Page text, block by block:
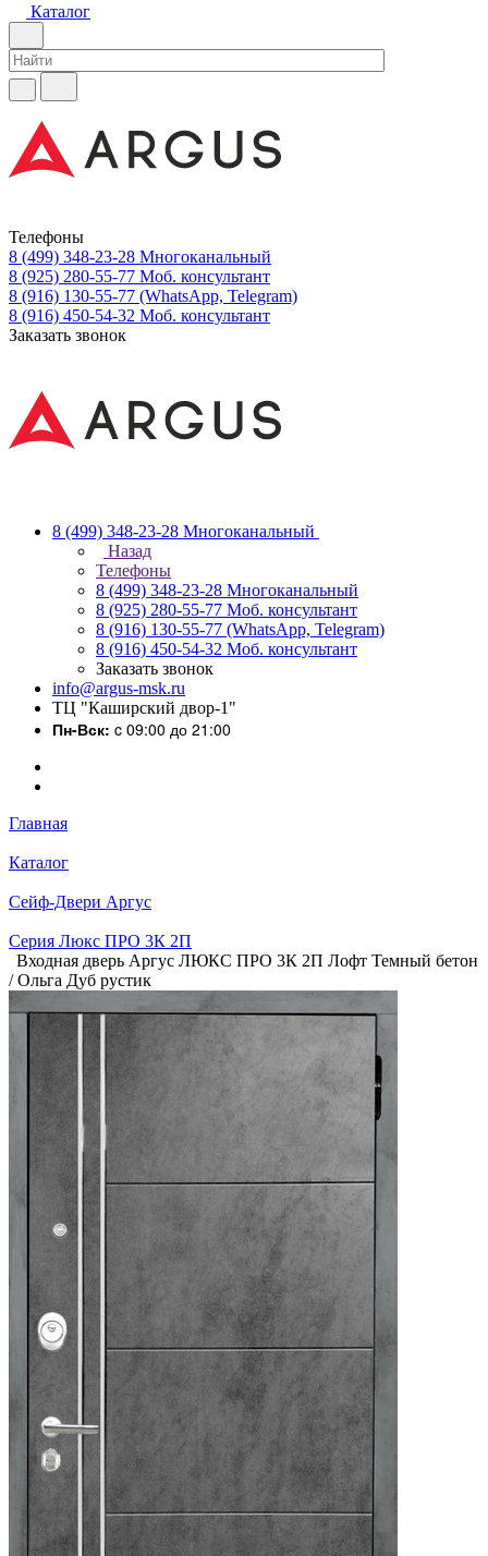
Каталог
Телефоны
8 (499) 348-23-28 Многоканальный
8 (925) 280-55-77 Моб. консультант
8 (916) 130-55-77 (WhatsApp, Telegram)
8 (916) 450-54-32 Моб. консультант
Заказать звонок
8 (499) 348-23-28 Многоканальный
Назад
Телефоны
8 (499) 348-23-28 Многоканальный
8 (925) 280-55-77 Моб. консультант
8 (916) 130-55-77 (WhatsApp, Telegram)
8 (916) 450-54-32 Моб. консультант
Заказать звонок
info@argus-msk.ru
ТЦ "Каширский двор-1"
Пн-Вск: c 09:00 до 21:00
Главная
Каталог
Сейф-Двери Аргус
Серия Люкс ПРО 3К 2П
Входная дверь Аргус ЛЮКС ПРО 3К 2П Лофт Темный бетон
/ Ольга Дуб рустик